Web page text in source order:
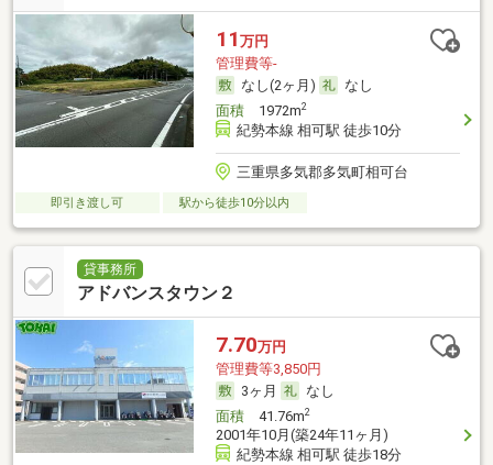
11 万円
管理費等-
なし(2ヶ月)
なし
面積1972m2
紀勢本線 相可駅 徒歩10分
三重県多気郡多気町相可台
即引き渡し可 駅から徒歩10分以内
貸事務所
アドバンスタウン２
7.70万円
管理費等3,850円
3ヶ月
なし
面積41.76m2
2001年10月(築24年11ヶ月)
紀勢本線 相可駅 徒歩18分